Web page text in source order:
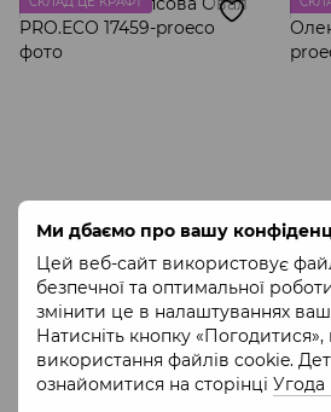
Ми дбаємо про вашу
Цей веб-сайт використовує
безпечної та оптимальної
змінити це в налаштуваннях
Натисніть кнопку
використання файлів cookie.
ознайомитися на сторінці Угода
Підставка гіпсова Овал
PRO.ECO
260 грн
Купити
290